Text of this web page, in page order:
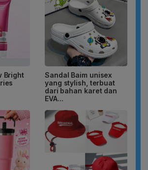
Bright
Sandal Baim unisex
yang stylish, terbuat
dari bahan karet dan
EVA...